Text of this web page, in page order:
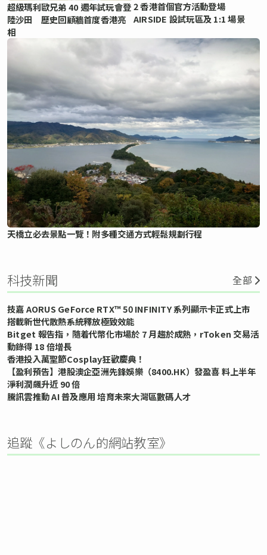
超級瑪利歐兄弟 40 週年試玩會登
陸沙田 歷史回顧牆首度香港亮
相
2 香港首個官方活動登場
AIRSIDE 設試玩區及 1:1 場景
天橋立必去景點一覽！附多種交通方式輕鬆規劃行程
科技新聞 全部
技嘉 AORUS GeForce RTX™ 50 INFINITY 系列顯示卡正式上市
搭載新世代散熱系統釋放極致效能
Bitget 報告指，隨着代幣化市場於 7 月趨於成熟，rToken 交易活
動錄得 18 倍增長
香港投入萬聖節Cosplay狂歡慶典！
【盈利預告】港股澳企亞洲先鋒娛樂（8400.HK）發盈喜 料上半年
淨利潤飆升近 90 倍
騰訊雲推動 AI 普及應用 培育未來大灣區數碼人才
追蹤《よしのん的網站教室》